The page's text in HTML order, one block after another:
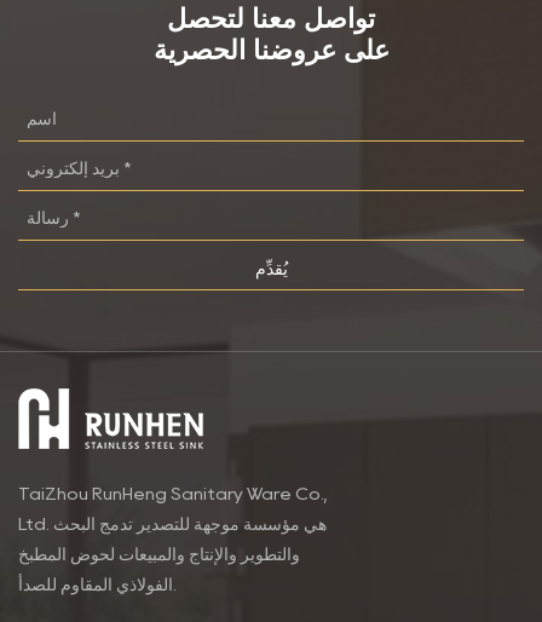
تواصل معنا لتحصل
على عروضنا الحصرية
TaiZhou RunHeng Sanitary Ware Co.,
Ltd. هي مؤسسة موجهة للتصدير تدمج البحث
والتطوير والإنتاج والمبيعات لحوض المطبخ